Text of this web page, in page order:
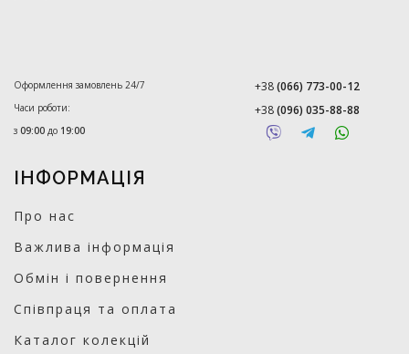
Оформлення замовлень 24/7
Часи роботи:
з 09:00 до 19:00
+38(066) 773-00-12
+38(096) 035-88-88
ІНФОРМАЦІЯ
Про нас
Важлива інформація
Обмін і повернення
Співпраця та оплата
Каталог колекцій